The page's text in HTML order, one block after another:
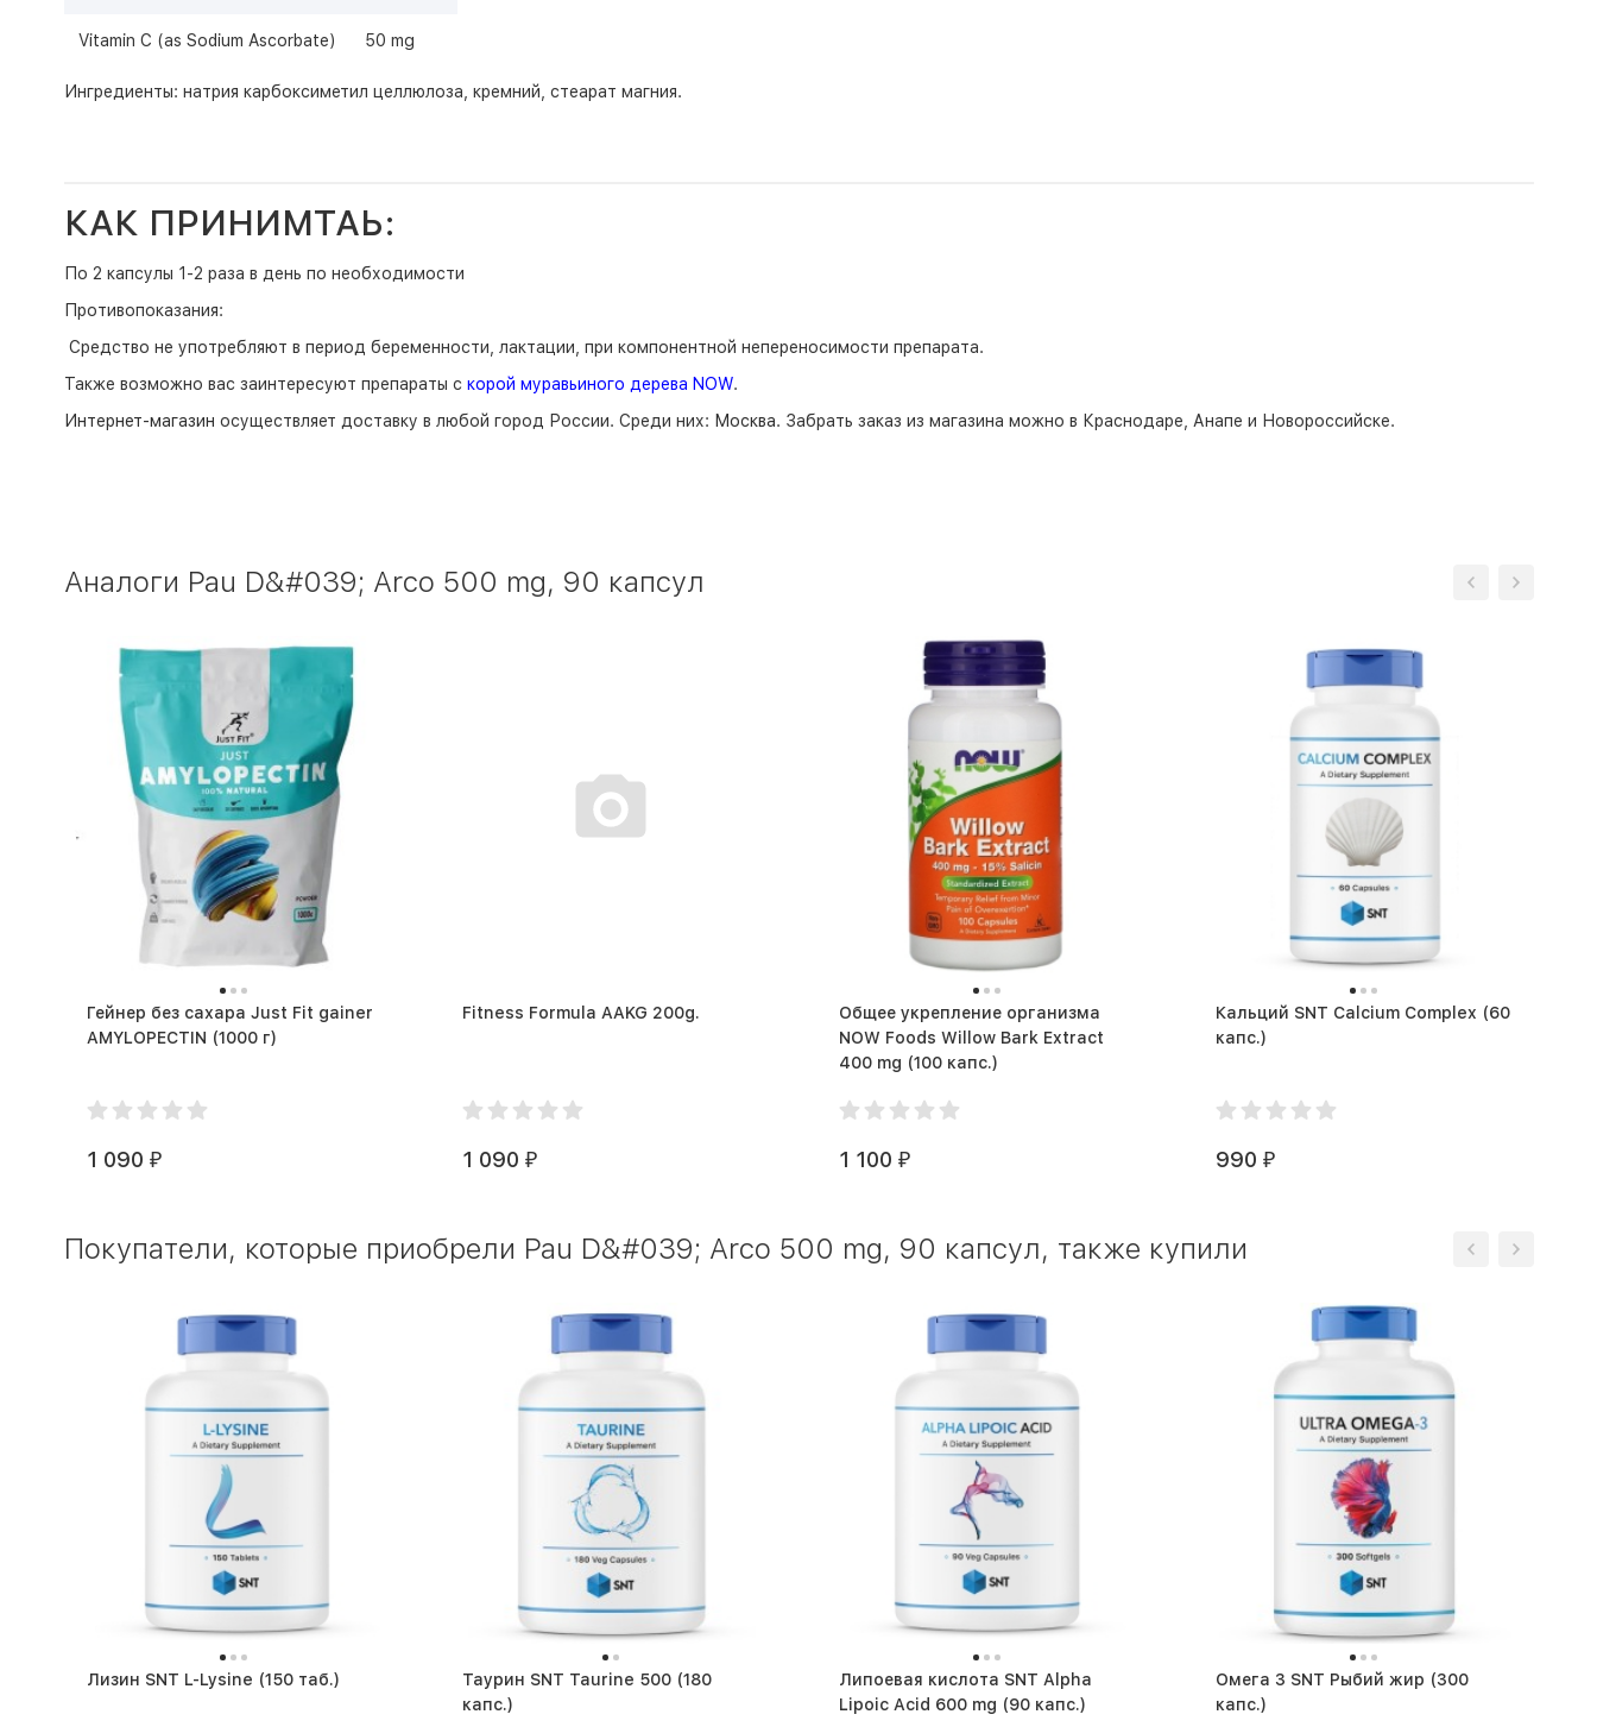
Vitamin C (as Sodium Ascorbate) 50 mg
Ингредиенты: натрия карбоксиметил целлюлоза, кремний, стеарат магния.
КАК ПРИНИМТАЬ:
По 2 капсулы 1-2 раза в день по необходимости
Противопоказания:
Средство не употребляют в период беременности, лактации, при компонентной непереносимости препарата.
Также возможно вас заинтересуют препараты с корой муравьиного дерева NOW.
Интернет-магазин осуществляет доставку в любой город России. Среди них: Москва. Забрать заказ из магазина можно в Краснодаре, Анапе и Новороссийске.
Аналоги Pau D&#039; Arco 500 mg, 90 капсул
Гейнер без сахара Just Fit gainer
AMYLOPECTIN (1000 г)
1 090 ₽
Fitness Formula AAKG 200g.
1 090 ₽
Общее укрепление организма
NOW Foods Willow Bark Extract
400 mg (100 капс.)
1 100 ₽
Кальций SNT Calcium Complex (60
капс.)
990 ₽
Покупатели, которые приобрели Pau D&#039; Arco 500 mg, 90 капсул, также купили
Лизин SNT L-Lysine (150 таб.)
Таурин SNT Taurine 500 (180
капс.)
Липоевая кислота SNT Alpha
Lipoic Acid 600 mg (90 капс.)
Омега 3 SNT Рыбий жир (300
капс.)